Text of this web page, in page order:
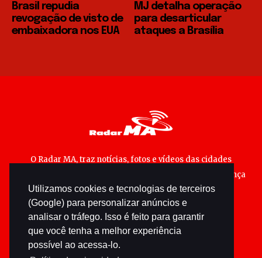
Utilizamos cookies e tecnologias de terceiros
(Google) para personalizar anúncios e
analisar o tráfego. Isso é feito para garantir
que você tenha a melhor experiência
possível ao acessa-lo.
Brasil repudia
revogação de visto de
embaixadora nos EUA
MJ detalha operação
para desarticular
ataques a Brasília
O Radar MA, traz notícias, fotos e vídeos das cidades
maranhenses; matérias especiais sobre política, segurança
pública e cultura popular.